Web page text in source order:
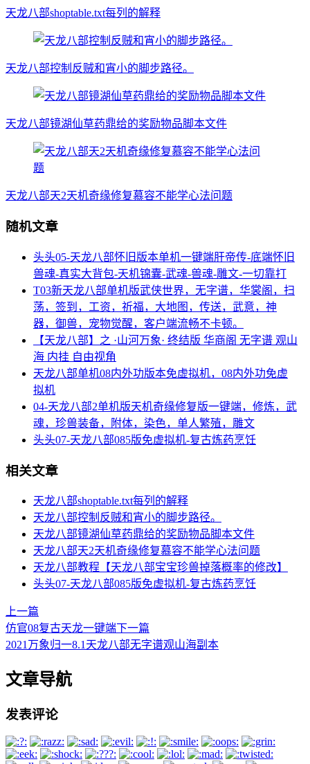
天龙八部shoptable.txt每列的解释
天龙八部控制反贼和宵小的脚步路径。
天龙八部镜湖仙草药鼎给的奖励物品脚本文件
天龙八部天2天机奇缘修复慕容不能学心法问题
随机文章
头头05-天龙八部怀旧版本单机一键端肝帝传-底端怀旧
兽魂-真实大背包-天机锦囊-武魂-兽魂-雕文-一切靠打
T03新天龙八部单机版武侠世界，无字谱，华裳阁，扫
荡，签到，工资，祈福，大地图，传送，武意，神
器，御兽，宠物觉醒，客户端流畅不卡顿。
【天龙八部】之 ·山河万象· 终结版 华商阁 无字谱 观山
海 内挂 自由视角
天龙八部单机08内外功版本免虚拟机，08内外功免虚
拟机
04-天龙八部2单机版天机奇缘修复版一键端，修炼，武
魂，珍兽装备，附体，染色，单人繁殖，雕文
头头07-天龙八部085版免虚拟机-复古炼药烹饪
相关文章
天龙八部shoptable.txt每列的解释
天龙八部控制反贼和宵小的脚步路径。
天龙八部镜湖仙草药鼎给的奖励物品脚本文件
天龙八部天2天机奇缘修复慕容不能学心法问题
天龙八部教程【天龙八部宝宝珍兽掉落概率的修改】
头头07-天龙八部085版免虚拟机-复古炼药烹饪
上一篇
仿官08复古天龙一键端下一篇
2021万象归一8.1天龙八部无字谱观山海副本
文章导航
发表评论